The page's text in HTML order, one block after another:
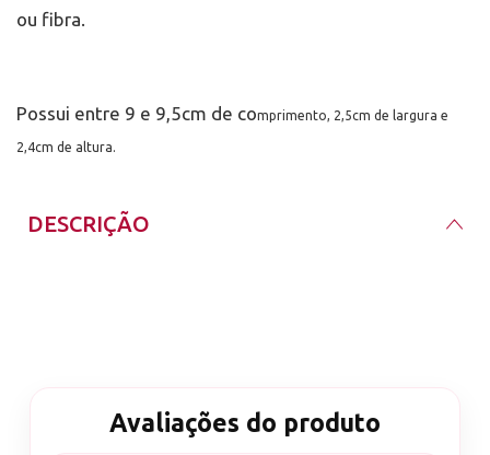
ou fibra.
Possui entre 9 e 9,5cm de comprimento, 2,5cm de largura e
2,4cm de altura.
DESCRIÇÃO
Avaliações do produto